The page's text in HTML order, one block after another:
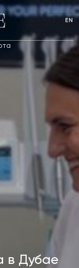
EN
в Дубае